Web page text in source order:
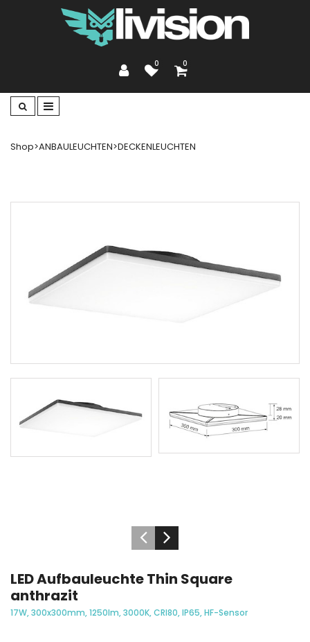
0 0
Shop>ANBAULEUCHTEN>DECKENLEUCHTEN
LED Aufbauleuchte Thin Square
anthrazit
17W, 300x300mm, 1250lm, 3000K, CRI80, IP65, HF-Sensor